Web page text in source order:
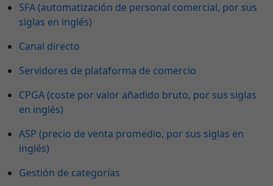
SFA (automatización de personal comercial, por sus
siglas en inglés)
Canal directo
Servidores de plataforma de comercio
CPGA (coste por valor añadido bruto, por sus siglas
en inglés)
ASP (precio de venta promedio, por sus siglas en
inglés)
Gestión de categorías